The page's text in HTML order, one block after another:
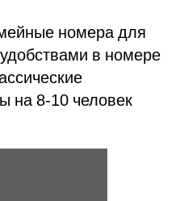
номера для
в номере
на 8-10 человек